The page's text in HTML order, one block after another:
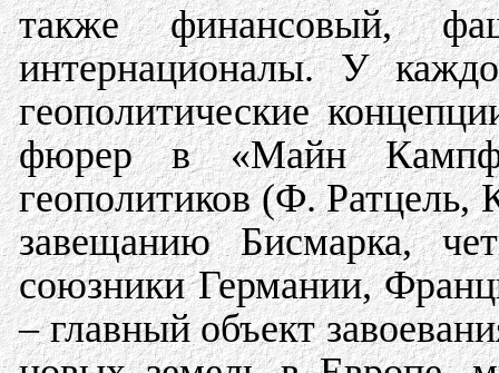
также финансовый,
интернационалы. У
геополитические
фюрер в «Майн
геополитиков (Ф. Ратцель,
завещанию Бисмарка,
союзники Германии,
– главный объект